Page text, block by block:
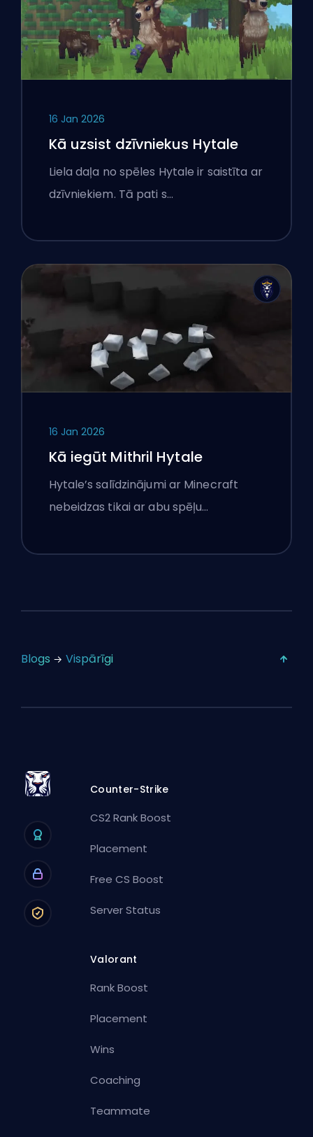
16 Jan 2026
Kā uzsist dzīvniekus Hytale
Liela daļa no spēles Hytale ir saistīta ar
dzīvniekiem. Tā pati s…
16 Jan 2026
Kā iegūt Mithril Hytale
Hytale’s salīdzinājumi ar Minecraft
nebeidzas tikai ar abu spēļu…
Blogs Vispārīgi
Counter-Strike
CS2 Rank Boost
Placement
Free CS Boost
Server Status
Valorant
Rank Boost
Placement
Wins
Coaching
Teammate